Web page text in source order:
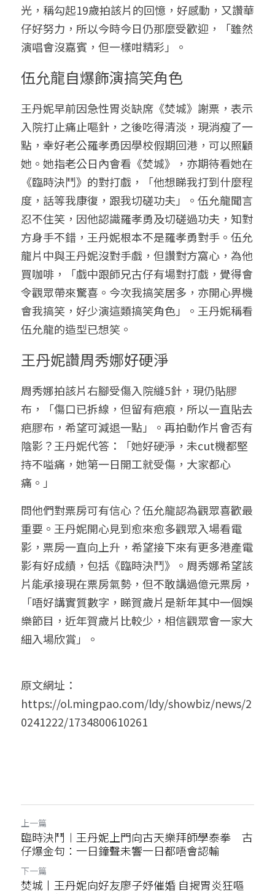
光，稱勾起19歲拍該片的回憶，好感動，又讚華
仔好努力，所以今時今日仍那麼受歡迎，「雖然
演唱會沒嘉賓，但一樣咁精彩」。
伍允龍自爆飾演搞笑角色
王丹妮早前因急性胃炎缺席《焚城》謝票，表示
入院打止痛止嘔針，之後吃得清淡，現消瘦了一
點，幸好老公羅孝勇因學校假期回港，可以照顧
她。她指老公日內會看《焚城》，亦期待看她在
《臨時決鬥》的對打戲，「他想睇我打到什麼程
度，話等我康復，跟我切磋功夫」。伍允龍聞言
忍不住笑，因他認識羅孝勇及切磋過功夫，知對
方身手不錯，王丹妮根本不是羅孝勇對手。伍允
龍片中與王丹妮沒對手戲，但讚對方窩心，為他
買咖啡，「戲中跟師兄古仔有場對打戲，覺得會
令觀眾帶來驚喜。今次我搞笑居多，亦開心畀機
會我搞笑，好少演這類搞笑角色」。王丹妮稱看
伍允龍的造型已想笑。
王丹妮讚周秀娜好硬淨
周秀娜拍該片右腳受傷入院縫5針，現仍貼膠
布，「傷口已拆線，但留有疤痕，所以一直貼去
疤膠布，希望可減退一點」。再拍動作片會否有
陰影？王丹妮代答：「她好硬淨，未cut機都堅
持不嗌痛，她第一日開工就受傷，大家都心
痛。」
問他們對票房可有信心？伍允龍認為觀眾喜歡最
重要。王丹妮開心見到愈來愈多觀眾入場看電
影，票房一直向上升，希望接下來有更多港產電
影有好成績，包括《臨時決鬥》。周秀娜希望該
片能承接現在票房氣勢，但不敢講過億元票房，
「唔好講實質數字，睇賀歲片是新年其中一個娛
樂節目，近年賀歲片比較少，相信觀眾會一家大
細入場欣賞」。
原文網址：
https://ol.mingpao.com/ldy/showbiz/news/2
0241222/1734800610261
上一篇
臨時決鬥︱王丹妮上門向古天樂拜師學泰拳 古
仔爆金句：一日鐘聲未響一日都唔會認輸
下一篇
焚城丨王丹妮向好友廖子妤催婚 自揭胃炎狂嘔